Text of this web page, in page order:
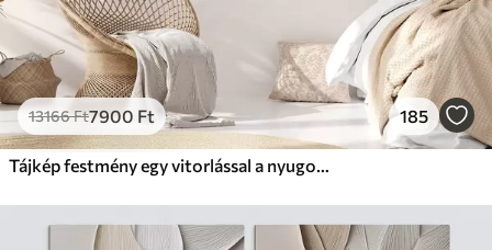
13166Ft7900 Ft 185
Tájkép festmény egy vitorlással a nyugodt tengeren, narancssárga és sárga égbolt, távoli hegyek